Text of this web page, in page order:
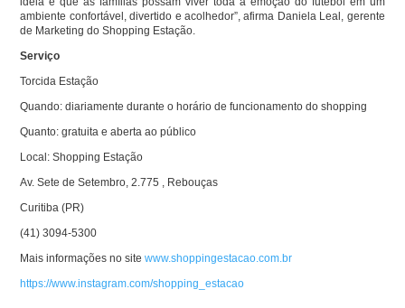
ambiente confortável, divertido e acolhedor”, afirma Daniela Leal, gerente
de Marketing do Shopping Estação.
Serviço
Torcida Estação
Quando: diariamente durante o horário de funcionamento do shopping
Quanto: gratuita e aberta ao público
Local: Shopping Estação
Av. Sete de Setembro, 2.775 , Rebouças
Curitiba (PR)
(41) 3094-5300
Mais informações no sitewww.shoppingestacao.com.br
https://www.instagram.com/shopping_estacao